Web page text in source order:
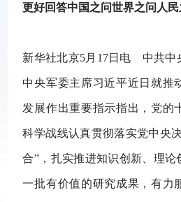
更好回答中国之问世界之问人
新华社北京5月17日电 中共中
中央军委主席习近平近日就推
发展作出重要指示指出，党的
科学战线认真贯彻落实党中央
合”，扎实推进知识创新、理论
一批有价值的研究成果，有力